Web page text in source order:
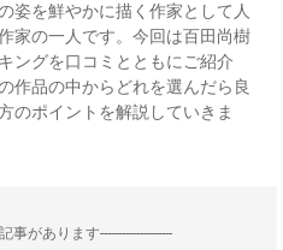
姿を鮮やかに描く作家として人
家の一人です。今回は百田尚樹
ングを口コミとともにご紹介
作品の中からどれを選んだら良
のポイントを解説していきま
事があります--------------------